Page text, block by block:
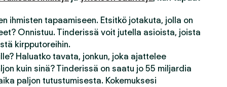
ihmisten tapaamiseen. Etsitkö jotakuta, jolla on
Onnistuu. Tinderissä voit jutella asioista, joista
kirpputoreihin.
Haluatko tavata, jonkun, joka ajattelee
kuin sinä? Tinderissä on saatu jo 55 miljardia
paljon tutustumisesta. Kokemuksesi